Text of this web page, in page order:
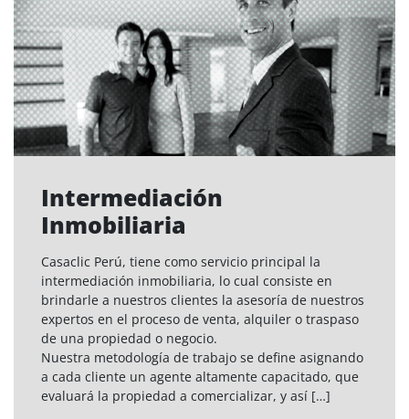
Intermediación
Inmobiliaria
Casaclic Perú, tiene como servicio principal la
intermediación inmobiliaria, lo cual consiste en
brindarle a nuestros clientes la asesoría de nuestros
expertos en el proceso de venta, alquiler o traspaso
de una propiedad o negocio.
Nuestra metodología de trabajo se define asignando
a cada cliente un agente altamente capacitado, que
evaluará la propiedad a comercializar, y así […]